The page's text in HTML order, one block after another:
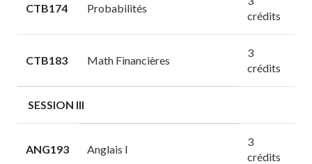
CTB174 Probabilités
crédits
CTB183 Math Financières
3
crédits
SESSION III
ANG193 Anglais I
3
crédits